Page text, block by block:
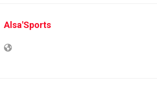
Alsa'Sports